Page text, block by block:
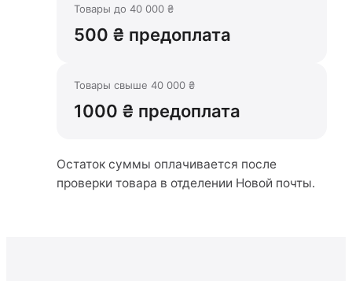
Товары до 40 000 ₴
500 ₴ предоплата
Товары свыше 40 000 ₴
1000 ₴ предоплата
Остаток суммы оплачивается после
проверки товара в отделении Новой почты.